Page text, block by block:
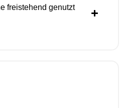
freistehend genutzt